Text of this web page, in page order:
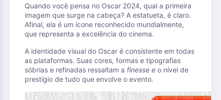
Quando você pensa no Oscar 2024, qual a primeira
imagem que surge na cabeça? A estatueta, é claro.
Afinal, ela é um ícone reconhecido mundialmente,
que representa a excelência do cinema.
A identidade visual do Oscar é consistente em todas
as plataformas. Suas cores, formas e tipografias
sóbrias e refinadas ressaltam a finesse e o nível de
prestígio de tudo que envolve o evento.